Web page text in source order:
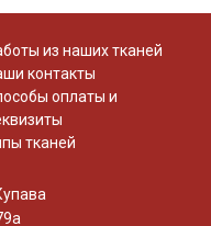
из наших тканей
контакты
оплаты и
тканей